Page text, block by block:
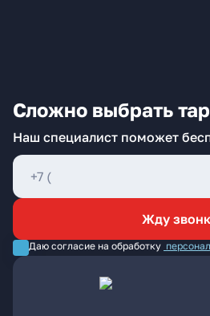
Сложно выбрать
Наш специалист поможет
Жду
Даю согласие на обработку